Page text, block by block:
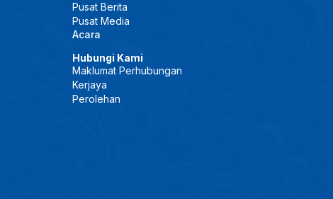
Pusat Berita
Pusat Media
Acara
Hubungi Kami
Maklumat Perhubungan
Kerjaya
Perolehan